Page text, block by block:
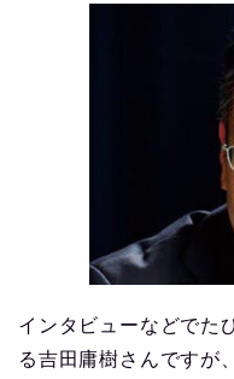
インタビューなどでた
る吉田庸樹さんですが